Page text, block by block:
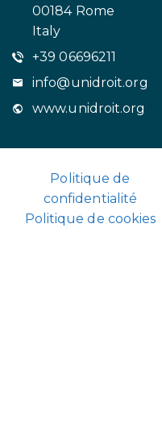
00184 Rome
Italy
+39 06696211
info@unidroit.org
www.unidroit.org
Politique de
confidentialité
Politique de cookies